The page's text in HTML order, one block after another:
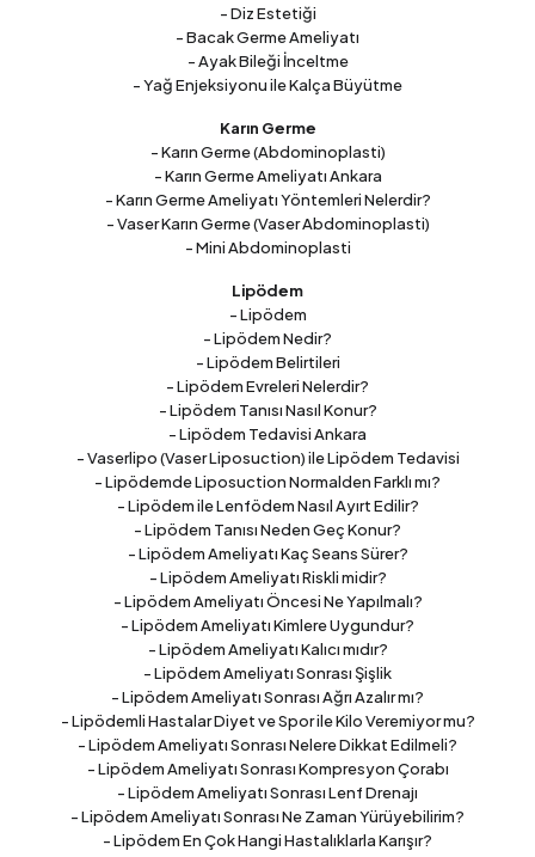
- Diz Estetiği
- Bacak Germe Ameliyatı
- Ayak Bileği İnceltme
- Yağ Enjeksiyonu ile Kalça Büyütme
Karın Germe
- Karın Germe (Abdominoplasti)
- Karın Germe Ameliyatı Ankara
- Karın Germe Ameliyatı Yöntemleri Nelerdir?
- Vaser Karın Germe (Vaser Abdominoplasti)
- Mini Abdominoplasti
Lipödem
- Lipödem
- Lipödem Nedir?
- Lipödem Belirtileri
- Lipödem Evreleri Nelerdir?
- Lipödem Tanısı Nasıl Konur?
- Lipödem Tedavisi Ankara
- Vaserlipo (Vaser Liposuction) ile Lipödem Tedavisi
- Lipödemde Liposuction Normalden Farklı mı?
- Lipödem ile Lenfödem Nasıl Ayırt Edilir?
- Lipödem Tanısı Neden Geç Konur?
- Lipödem Ameliyatı Kaç Seans Sürer?
- Lipödem Ameliyatı Riskli midir?
- Lipödem Ameliyatı Öncesi Ne Yapılmalı?
- Lipödem Ameliyatı Kimlere Uygundur?
- Lipödem Ameliyatı Kalıcı mıdır?
- Lipödem Ameliyatı Sonrası Şişlik
- Lipödem Ameliyatı Sonrası Ağrı Azalır mı?
- Lipödemli Hastalar Diyet ve Spor ile Kilo Veremiyor mu?
- Lipödem Ameliyatı Sonrası Nelere Dikkat Edilmeli?
- Lipödem Ameliyatı Sonrası Kompresyon Çorabı
- Lipödem Ameliyatı Sonrası Lenf Drenajı
- Lipödem Ameliyatı Sonrası Ne Zaman Yürüyebilirim?
- Lipödem En Çok Hangi Hastalıklarla Karışır?